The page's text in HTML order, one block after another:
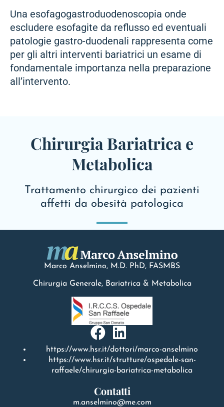
Una esofagogastroduodenoscopia onde
escludere esofagite da reflusso ed eventuali
patologie gastro-duodenali rappresenta come
per gli altri interventi bariatrici un esame di
fondamentale importanza nella preparazione
all’intervento.
Chirurgia Bariatrica e
Metabolica
Trattamento chirurgico dei pazienti
affetti da obesità patologica
Marco Anselmino, M.D. PhD, FASMBS
Chirurgia Generale, Bariatrica & Metabolica
https://www.hsr.it/dottori/marco-anselmino
https://www.hsr.it/strutture/ospedale-san-
raffaele/chirurgia-bariatrica-metabolica
Contatti
m.anselmino@me.com